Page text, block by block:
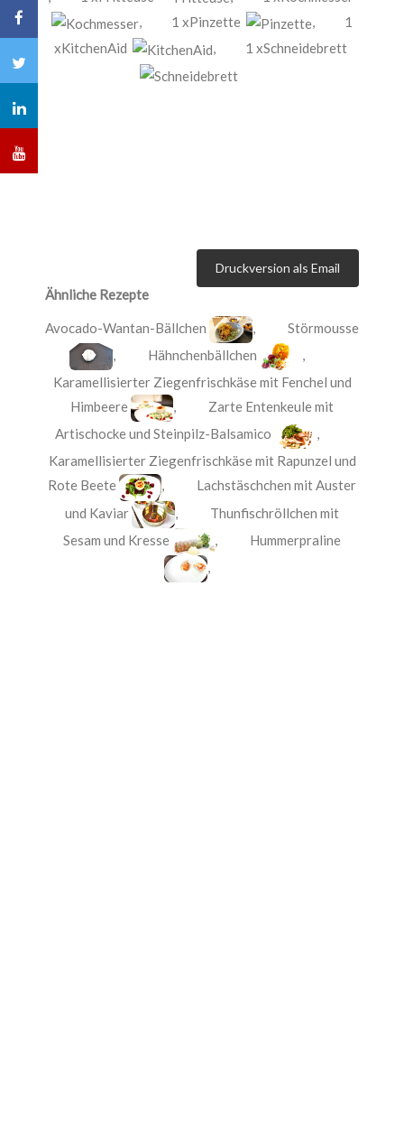
,
1 xPinzette ,
1
xKitchenAid
, 1 xSchneidebrett
Druckversion als Email
Ähnliche Rezepte
Avocado-Wantan-Bällchen , Störmousse
, Hähnchenbällchen
,
Karamellisierter Ziegenfrischkäse mit Fenchel und
Himbeere
, Zarte Entenkeule mit
Artischocke und Steinpilz-Balsamico
,
Karamellisierter Ziegenfrischkäse mit Rapunzel und
Rote Beete
, Lachstäschchen mit Auster
und Kaviar
, Thunfischröllchen mit
Sesam und Kresse
, Hummerpraline
,